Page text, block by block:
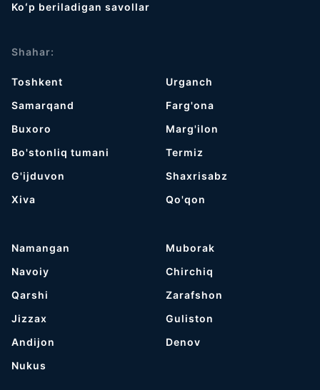
Koʻp beriladigan savollar
Shahar:
Toshkent
Samarqand
Buxoro
Bo'stonliq tumani
G'ijduvon
Хiva
Urganch
Farg'ona
Marg'ilon
Termiz
Shaxrisabz
Qo'qon
Namangan
Navoiy
Qarshi
Jizzax
Andijon
Nukus
Muborak
Chirchiq
Zarafshon
Guliston
Denov